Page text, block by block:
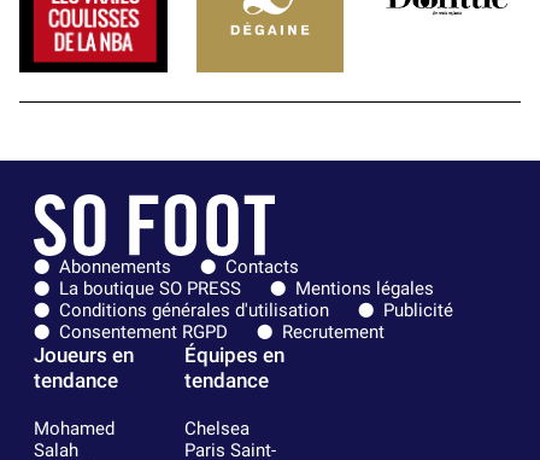
Abonnements
Contacts
La boutique SO PRESS
Mentions légales
Conditions générales d'utilisation
Publicité
Consentement RGPD
Recrutement
Joueurs en
tendance
Mohamed
Salah
Équipes en
tendance
Chelsea
Paris Saint-